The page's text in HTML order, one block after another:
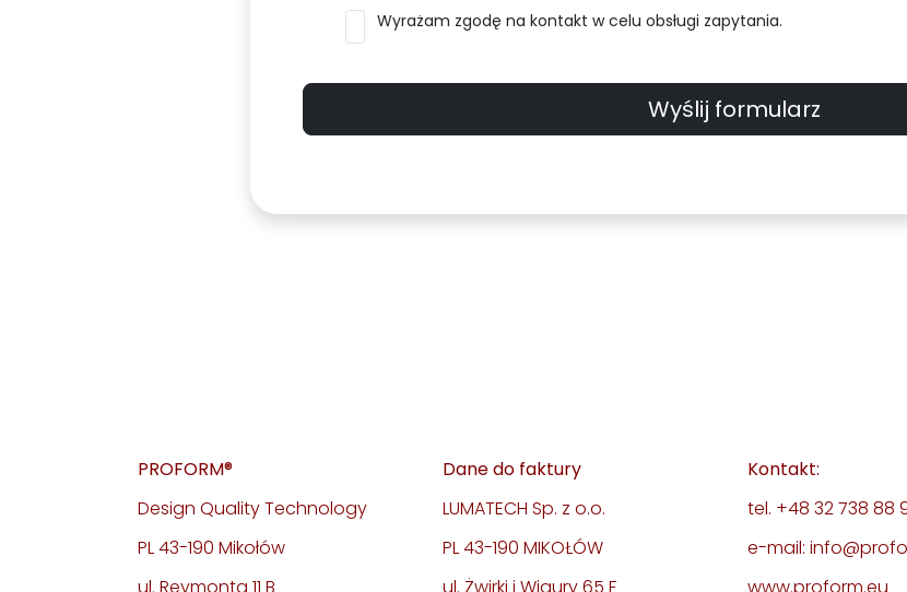
Wyrażam zgodę na kontakt w celu obsługi zapytania.
Wyślij formularz
PROFORM®
Design Quality Technology
PL 43-190 Mikołów
Dane do faktury
LUMATECH Sp. z o.o.
PL 43-190 MIKOŁÓW
Kontakt:
tel. +48 32 738 88
e-mail: